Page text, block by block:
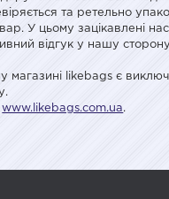
та ретельно
У цьому зацікавлені
відгук у нашу
магазині likebags є
www.likebags.com.ua.